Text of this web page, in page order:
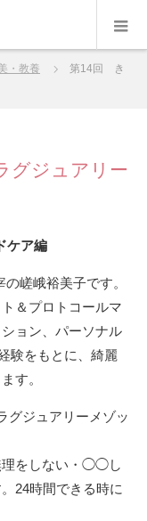
・教養
第14回 き
グジュアリー
ケア編
嵯峨裕美子です。
＆プロトコールマ
ョン、パーソナル
験をもとに、綺麗
す。
グジュアリーメゾッ
理をしない・◯◯し
24時間できる時に